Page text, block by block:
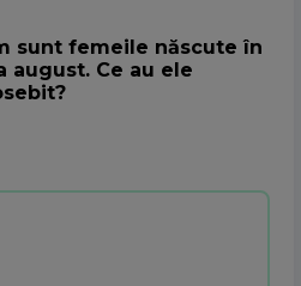
sunt femeile născute în
august. Ce au ele